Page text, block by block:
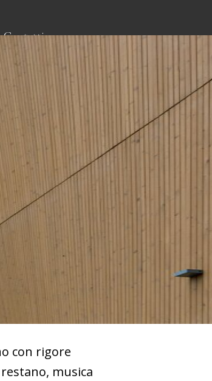
Contatti
con rigore
musica